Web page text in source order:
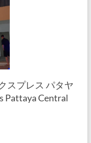
スプレス パタヤ
Pattaya Central